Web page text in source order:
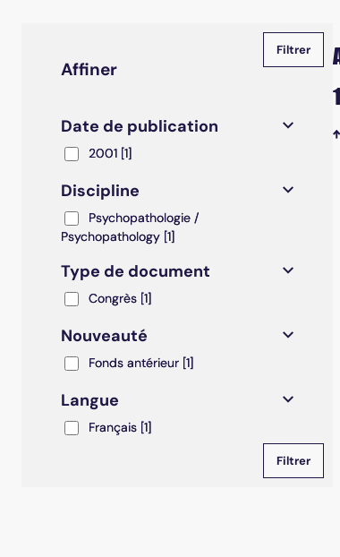
Affiner
Date de publication
20012001 [1]
Discipline
Psychopathologie / Psychopathology
Psychopathologie /
Psychopathology [1]
Type de document
CongrèsCongrès [1]
Nouveauté
Fonds antérieur
Fonds antérieur [1]
Langue
Français
Français [1]